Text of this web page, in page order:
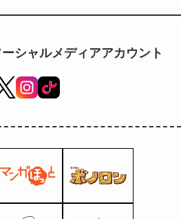
シャルメディアアカウント